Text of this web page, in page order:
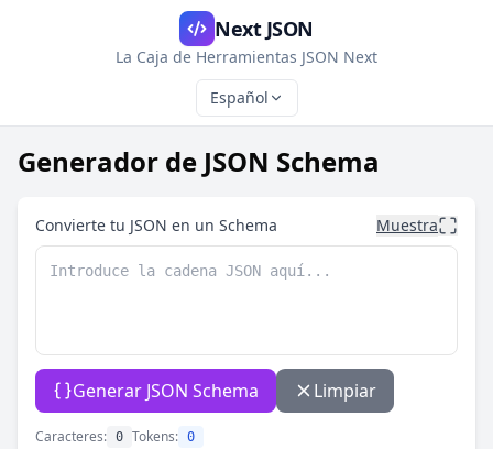
Next JSON
La Caja de Herramientas JSON Next
Español
Generador de JSON Schema
Convierte tu JSON en un Schema Muestra
Generar JSON Schema Limpiar
Caracteres: 0 Tokens: 0